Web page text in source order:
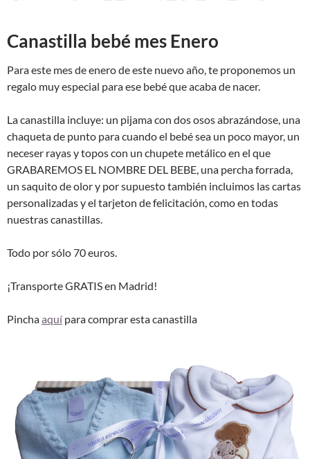
Canastilla bebé mes Enero
Para este mes de enero de este nuevo año, te proponemos un
regalo muy especial para ese bebé que acaba de nacer.
La canastilla incluye: un pijama con dos osos abrazándose, una
chaqueta de punto para cuando el bebé sea un poco mayor, un
neceser rayas y topos con un chupete metálico en el que
GRABAREMOS EL NOMBRE DEL BEBE, una percha forrada,
un saquito de olor y por supuesto también incluimos las cartas
personalizadas y el tarjeton de felicitación, como en todas
nuestras canastillas.
Todo por sólo 70 euros.
¡Transporte GRATIS en Madrid!
Pinchaaquí para comprar esta canastilla